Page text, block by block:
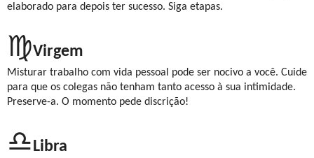
elaborado para depois ter sucesso. Siga etapas.
♍Virgem
Misturar trabalho com vida pessoal pode ser nocivo a você. Cuide
para que os colegas não tenham tanto acesso à sua intimidade.
Preserve-a. O momento pede discrição!
♎Libra